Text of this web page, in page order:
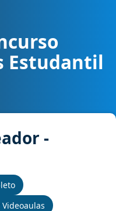
Brasil cargo
Estudantil
-
Videoaulas